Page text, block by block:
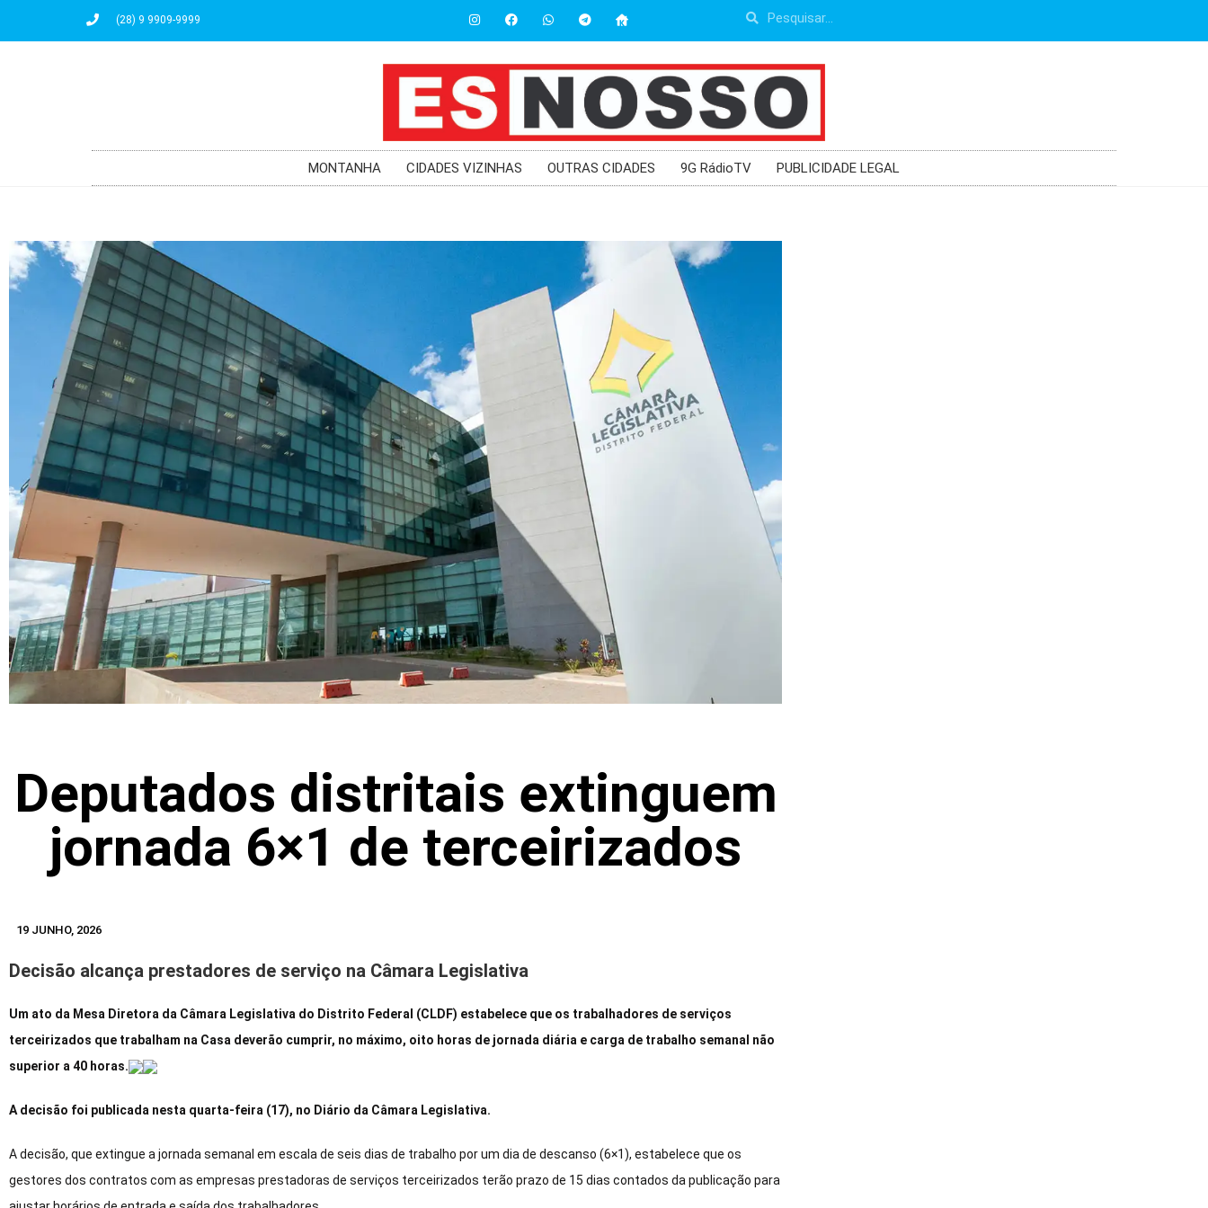
(28) 9 9909-9999
MONTANHA CIDADES VIZINHAS OUTRAS CIDADES 9G RádioTV PUBLICIDADE LEGAL
Deputados distritais extinguem
jornada 6×1 de terceirizados
19 JUNHO, 2026
Decisão alcança prestadores de serviço na Câmara Legislativa
Um ato da Mesa Diretora da Câmara Legislativa do Distrito Federal (CLDF) estabelece que os trabalhadores de serviços
terceirizados que trabalham na Casa deverão cumprir, no máximo, oito horas de jornada diária e carga de trabalho semanal não
superior a 40 horas.
A decisão foi publicada nesta quarta-feira (17), no Diário da Câmara Legislativa.
A decisão, que extingue a jornada semanal em escala de seis dias de trabalho por um dia de descanso (6×1), estabelece que os
gestores dos contratos com as empresas prestadoras de serviços terceirizados terão prazo de 15 dias contados da publicação para